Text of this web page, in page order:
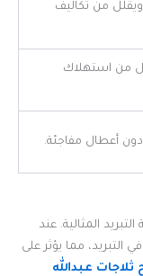
من تكاليف
من استهلاك
أعطال مفاجئة.
المثالية. عند
التبريد، مما يؤثر على
عبدالله